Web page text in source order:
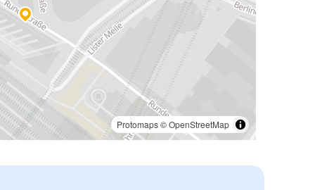
Protomaps©OpenStreetMap